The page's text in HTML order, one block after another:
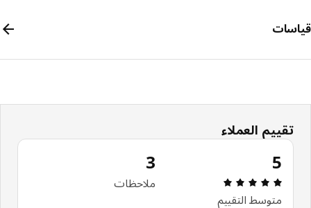
تقييم العملاء
مراجعة التقييم: 5 من أصل 5 النجوم. إجمالي المراجعات: 3
متوسط التقييم
ملاحظات